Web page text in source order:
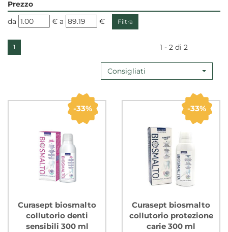
Prezzo
filtra
da € filtra
a €
1 1 - 2 di 2
Consigliati
Curasept biosmalto
collutorio denti
sensibili 300 ml
33%
Curasept biosmalto
collutorio protezione
carie 300 ml
33%